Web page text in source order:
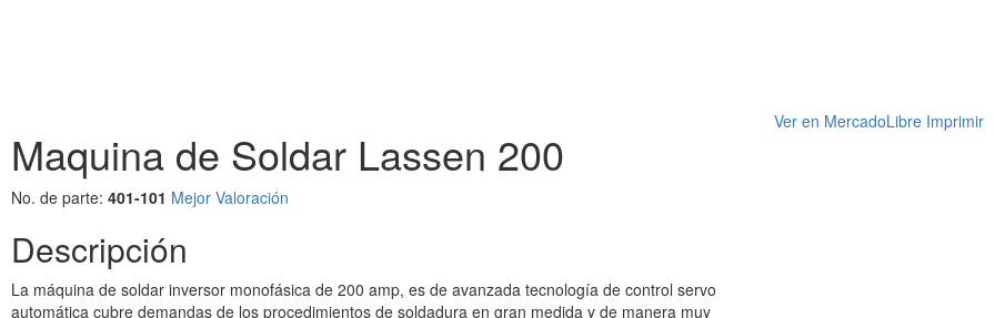
Maquina de Soldar Lassen 200
No. de parte: 401-101 Mejor Valoración
Descripción
La máquina de soldar inversor monofásica de 200 amp, es de avanzada tecnología de control servo
automática cubre demandas de los procedimientos de soldadura en gran medida y de manera muy
Ver en MercadoLibre Imprimir